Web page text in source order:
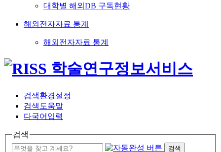
대학별 해외DB 구독현황
해외전자자료 통계
해외전자자료 통계
검색환경설정
검색도움말
다국어입력
검색
검색